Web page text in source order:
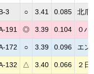
3 ○ 3.41 0.085 北爪
191 ◎ 3.39 0.104 ０ハ
172 ○ 3.39 0.096 エン
132 △ 3.40 0.066 ２日